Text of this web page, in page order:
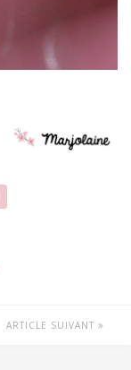
ARTICLE SUIVANT